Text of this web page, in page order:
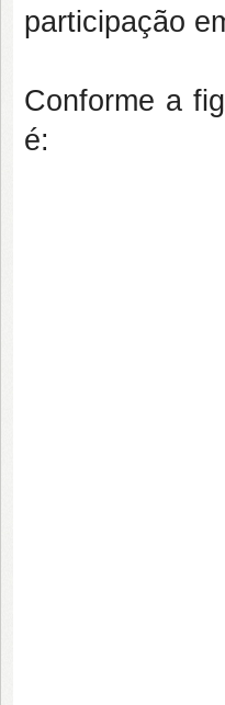
participação
Conforme a
é: